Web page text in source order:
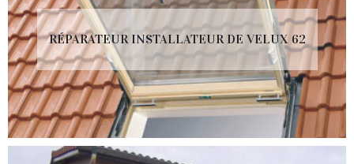
RÉPARATEUR INSTALLATEUR DE VELUX 62